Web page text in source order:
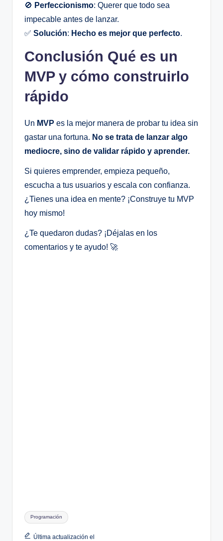
🚫 Perfeccionismo: Querer que todo sea
impecable antes de lanzar.
✅ Solución: Hecho es mejor que perfecto.
Conclusión Qué es un
MVP y cómo construirlo
rápido
Un MVP es la mejor manera de probar tu idea sin
gastar una fortuna. No se trata de lanzar algo
mediocre, sino de validar rápido y aprender.
Si quieres emprender, empieza pequeño,
escucha a tus usuarios y escala con confianza.
¿Tienes una idea en mente? ¡Construye tu MVP
hoy mismo!
¿Te quedaron dudas? ¡Déjalas en los
comentarios y te ayudo! 🚀
Etiquetas:
Programación
Última actualización el